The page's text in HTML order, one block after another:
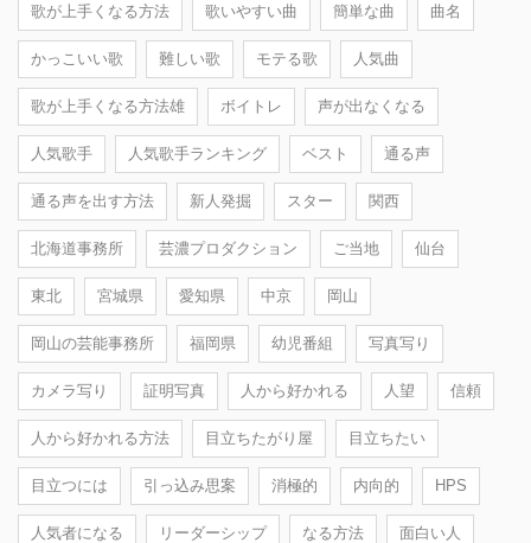
歌が上手くなる方法 歌いやすい曲 簡単な曲 曲名
かっこいい歌 難しい歌 モテる歌 人気曲
歌が上手くなる方法雄 ボイトレ 声が出なくなる
人気歌手 人気歌手ランキング ベスト 通る声
通る声を出す方法 新人発掘 スター 関西
北海道事務所 芸濃プロダクション ご当地 仙台
東北 宮城県 愛知県 中京 岡山
岡山の芸能事務所 福岡県 幼児番組 写真写り
カメラ写り 証明写真 人から好かれる 人望 信頼
人から好かれる方法 目立ちたがり屋 目立ちたい
目立つには 引っ込み思案 消極的 内向的 HPS
人気者になる リーダーシップ なる方法 面白い人